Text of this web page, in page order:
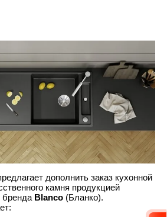
дополнить заказ кухонной
камня продукцией
бренда Blanco (Бланко).